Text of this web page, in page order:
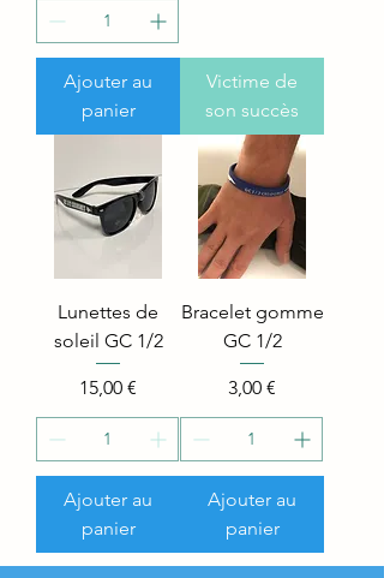
Ajouter au
panier
Victime de
son succès
Lunettes de
soleil GC 1/2
Price
15,00 €
Ajouter au
panier
Bracelet gomme
GC 1/2
Price
3,00 €
Ajouter au
panier